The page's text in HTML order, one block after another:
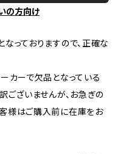
の方向け
っておりますので、正確な
カーで欠品となっている
ございませんが、お急ぎの
様はご購入前に在庫をお